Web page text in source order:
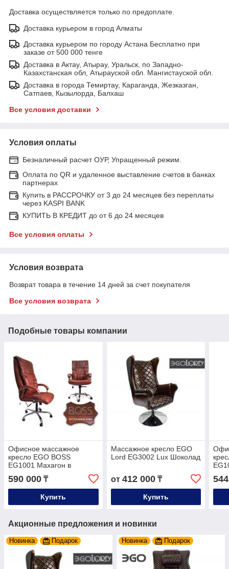
Доставка осуществляется только по предоплате.
Доставка курьером в город Алматы
Доставка курьером по городу Астана Бесплатно при
заказе от 500 000 тенге
Доставка в Актау, Атырау, Уральск, по Западно-
Казахстанская обл, Атырауской обл. Мангистауской обл.
Доставка в города Темиртау, Караганда, Жезказган,
Сатпаев, Кызылорда, Балхаш
Все условия доставки
Условия оплаты
Безналичный расчет ОУР, Упращенный режим.
Оплата по QR и удаленное выставление счетов в банках
партнерах
Купить в РАССРОЧКУ от 3 до 24 месяцев без переплаты
через KASPI BANK
КУПИТЬ В КРЕДИТ до от 6 до 24 месяцев
Все условия оплаты
Условия возврата
Возврат товара в течение 14 дней за счет покупателя
Все условия возврата
Подобные товары компании
Офисное массажное
кресло EGO BOSS
EG1001 Махагон в
комплектации ELITE
(натуральная кожа)
590 000 ₸
Купить
Массажное кресло EGO
Lord EG3002 Lux Шоколад
от 412 000₸
Купить
Акционные предложения и новинки
Новинка Подарок Новинка Подарок